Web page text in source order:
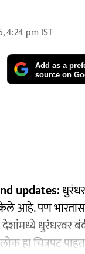
4:24 pm IST
Add as a
source on
updates:
केले आहे. पण
धुरंधरवर
हा चित्रपट